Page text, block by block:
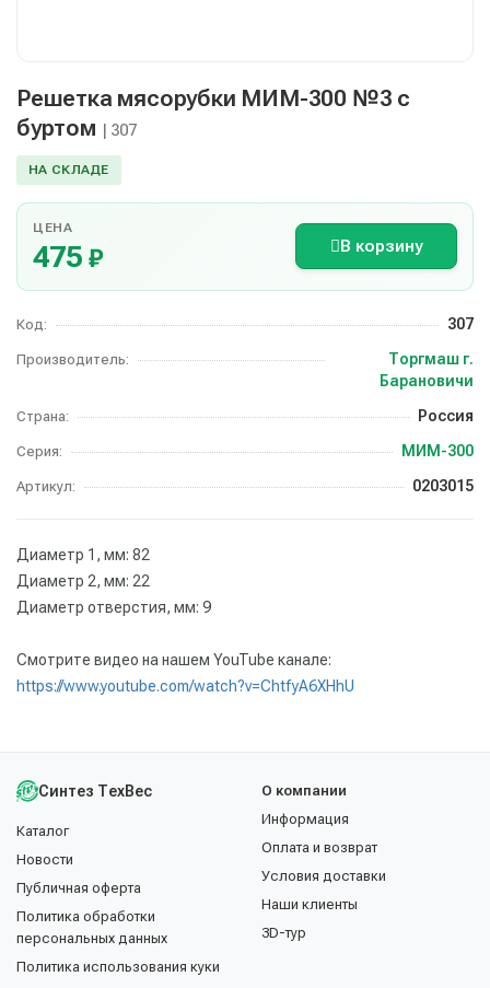
Решетка мясорубки МИМ-300 №3 с
буртом | 307
НА СКЛАДЕ
ЦЕНА
475 ₽ В корзину
Код: 307
Производитель:
Торгмаш г.
Барановичи
Страна: Россия
Серия: МИМ-300
Артикул: 0203015
Диаметр 1, мм: 82
Диаметр 2, мм: 22
Диаметр отверстия, мм: 9
Cмотрите видео на нашем YouTube канале:
https://www.youtube.com/watch?v=ChtfyA6XHhU
Синтез ТехВес
Каталог
Новости
Публичная оферта
Политика обработки
персональных данных
Политика использования куки
О компании
Информация
Оплата и возврат
Условия доставки
Наши клиенты
3D-тур